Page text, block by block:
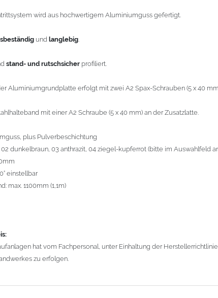
hat vom Fachpersonal, unter Einhaltung der
wird aus hochwertigem Aluminiumguss gefertigt.
und langlebig
stand- und rutschsicher profiliert.
Aluminiumgrundplatte erfolgt mit zwei A2 Spax-Schrauben (5 x 40
mit einer A2 Schraube (5 x 40 mm) an der Zusatzlatte.
plus Pulverbeschichtung
02 dunkelbraun, 03 anthrazit, 04 ziegel-kupferrot (bitte im Auswahlfeld
einstellbar
max. 1100mm (1,1m)
hat vom Fachpersonal, unter Einhaltung der
zu erfolgen.